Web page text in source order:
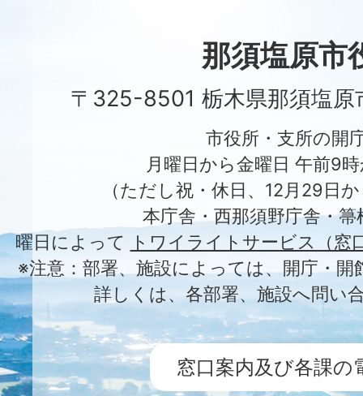
City
那須塩原市
〒325-8501 栃木県那須塩原
市役所・支所の開
月曜日から金曜日 午前9
（ただし祝・休日、12月29日
本庁舎・西那須野庁舎・
曜日によって
トワイライトサービス（窓
※注意：部署、施設によっては、開庁・
詳しくは、各部署、施設へ問い
窓口案内及び各課の